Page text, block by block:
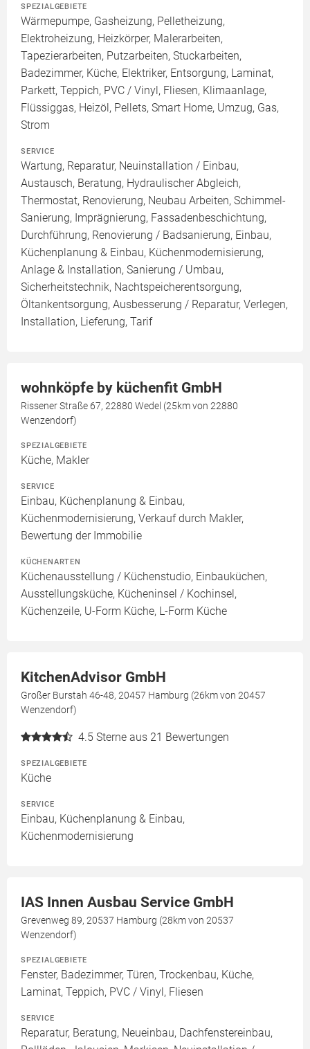
SPEZIALGEBIETE
Wärmepumpe, Gasheizung, Pelletheizung,
Elektroheizung, Heizkörper, Malerarbeiten,
Tapezierarbeiten, Putzarbeiten, Stuckarbeiten,
Badezimmer, Küche, Elektriker, Entsorgung, Laminat,
Parkett, Teppich, PVC / Vinyl, Fliesen, Klimaanlage,
Flüssiggas, Heizöl, Pellets, Smart Home, Umzug, Gas,
Strom
SERVICE
Wartung, Reparatur, Neuinstallation / Einbau,
Austausch, Beratung, Hydraulischer Abgleich,
Thermostat, Renovierung, Neubau Arbeiten, Schimmel-
Sanierung, Imprägnierung, Fassadenbeschichtung,
Durchführung, Renovierung / Badsanierung, Einbau,
Küchenplanung & Einbau, Küchenmodernisierung,
Anlage & Installation, Sanierung / Umbau,
Sicherheitstechnik, Nachtspeicherentsorgung,
Öltankentsorgung, Ausbesserung / Reparatur, Verlegen,
Installation, Lieferung, Tarif
wohnköpfe by küchenfit GmbH
Rissener Straße 67, 22880 Wedel (25km von 22880
Wenzendorf)
SPEZIALGEBIETE
Küche, Makler
SERVICE
Einbau, Küchenplanung & Einbau,
Küchenmodernisierung, Verkauf durch Makler,
Bewertung der Immobilie
KÜCHENARTEN
Küchenausstellung / Küchenstudio, Einbauküchen,
Ausstellungsküche, Kücheninsel / Kochinsel,
Küchenzeile, U-Form Küche, L-Form Küche
KitchenAdvisor GmbH
Großer Burstah 46-48, 20457 Hamburg (26km von 20457
Wenzendorf)
4.5 Sterne aus 21 Bewertungen
SPEZIALGEBIETE
Küche
SERVICE
Einbau, Küchenplanung & Einbau,
Küchenmodernisierung
IAS Innen Ausbau Service GmbH
Grevenweg 89, 20537 Hamburg (28km von 20537
Wenzendorf)
SPEZIALGEBIETE
Fenster, Badezimmer, Türen, Trockenbau, Küche,
Laminat, Teppich, PVC / Vinyl, Fliesen
SERVICE
Reparatur, Beratung, Neueinbau, Dachfenstereinbau,